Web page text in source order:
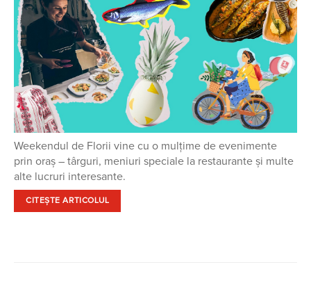
Weekendul de Florii vine cu o mulțime de evenimente
prin oraș – târguri, meniuri speciale la restaurante și multe
alte lucruri interesante.
CITEȘTE ARTICOLUL